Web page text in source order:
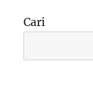
Cari